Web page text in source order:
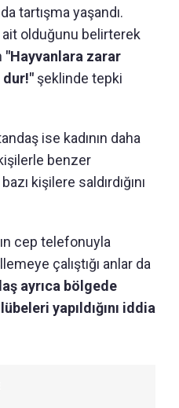
tartışma yaşandı.
olduğunu belirterek
"Hayvanlara zarar
dur!" şeklinde tepki
ise kadının daha
benzer
kişilere saldırdığını
cep telefonuyla
çalıştığı anlar da
ayrıca bölgede
yapıldığını iddia